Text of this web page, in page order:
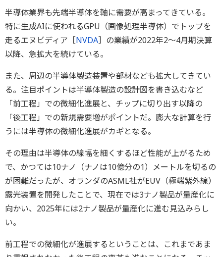
半導体業界も先端半導体を軸に需要が高まってきている。
特に生成AIに使われるGPU（画像処理半導体）でトップを
走るエヌビディア［NVDA］の業績が2022年2～4月期決算
以降、急拡大を続けている。
また、周辺の半導体製造装置や部材なども拡大してきてい
る。注目ポイントは半導体製造の設計図を書き込むなど
「前工程」での微細化進展と、チップに切り出す以降の
「後工程」での新規需要増がポイントだ。膨大な計算を行
うには半導体の微細化進展がカギとなる。
その理由は半導体の線幅を細くするほど性能が上がるため
で、かつては10ナノ（ナノは10億分の1）メートルを切るの
が困難だったが、オランダのASML社がEUV（極端紫外線）
露光装置を開発したことで、現在では3ナノ製品が量産化に
向かい、2025年には2ナノ製品が量産化に進む見込みらし
い。
前工程での微細化が進展するということは、これまであま